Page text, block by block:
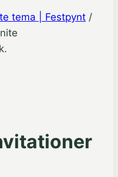
tema | Festpynt /